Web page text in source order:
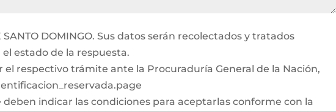
DOMINGO. Sus datos serán recolectados y tratados
estado de la respuesta.
respectivo trámite ante la Procuraduría General de la Nación,
indicar las condiciones para aceptarlas conforme con la